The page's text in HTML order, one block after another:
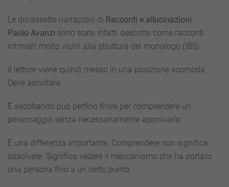
Le diciassette narrazioni di Racconti e allucinazioni
Paolo Avanzi sono state infatti descritte come racconti
intimisti molto vicini alla struttura del monologo (IBS).
Il lettore viene quindi messo in una posizione scomoda.
Deve ascoltare.
E ascoltando può perfino finire per comprendere un
personaggio senza necessariamente approvarlo.
È una differenza importante. Comprendere non significa
assolvere. Significa vedere il meccanismo che ha portato
una persona fino a un certo punto.